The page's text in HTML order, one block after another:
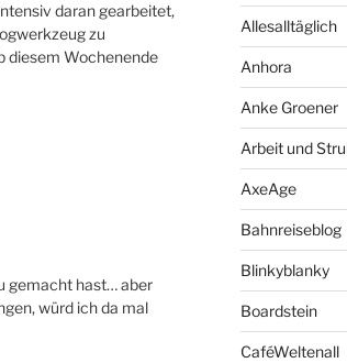
daran gearbeitet,
zu
diesem Wochenende
gemacht hast… aber
würd ich da mal
Allesalltäglich
Anhora
Anke Groener
Arbeit und
AxeAge
Bahnreiseblog
Blinkyblanky
Boardstein
CaféWeltenall